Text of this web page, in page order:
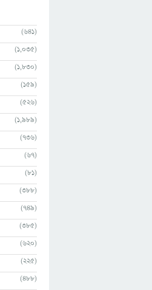
(641)
(1,035)
(1,830)
(159)
(526)
(1,989)
(736)
(67)
(81)
(388)
(749)
(385)
(620)
(225)
(488)